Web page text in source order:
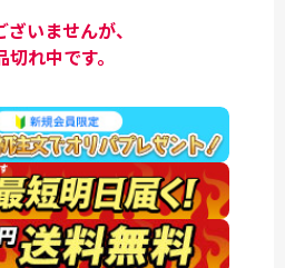
ざいませんが、
切れ中です。